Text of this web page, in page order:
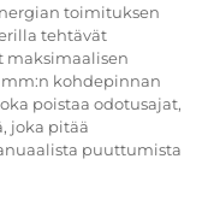
toimituksen
tehtävät
maksimaalisen
mm:n kohdepinnan
poistaa odotusajat,
joka pitää
puuttumista